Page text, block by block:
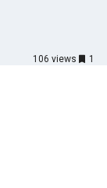
106 views 1